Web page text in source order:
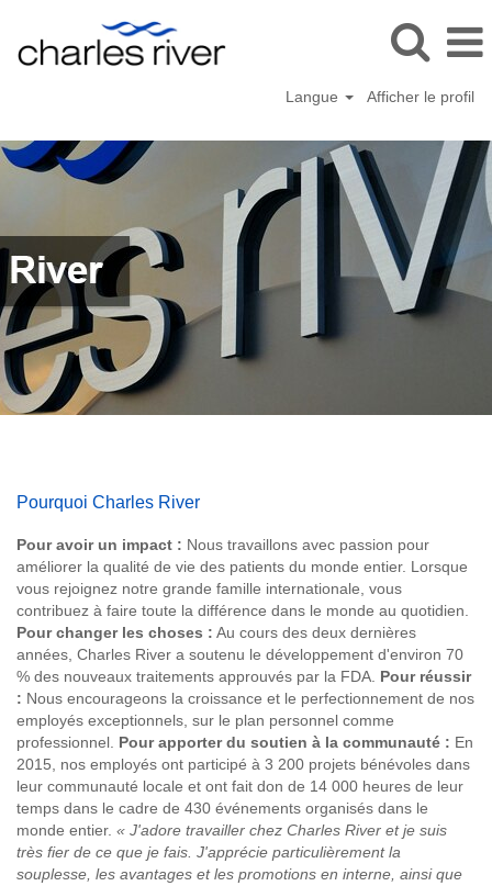
Langue Afficher le profil
Pourquoi Charles River
Pour avoir un impact : Nous travaillons avec passion pour
améliorer la qualité de vie des patients du monde entier. Lorsque
vous rejoignez notre grande famille internationale, vous
contribuez à faire toute la différence dans le monde au quotidien.
Pour changer les choses : Au cours des deux dernières
années, Charles River a soutenu le développement d'environ 70
% des nouveaux traitements approuvés par la FDA. Pour réussir
: Nous encourageons la croissance et le perfectionnement de nos
employés exceptionnels, sur le plan personnel comme
professionnel. Pour apporter du soutien à la communauté : En
2015, nos employés ont participé à 3 200 projets bénévoles dans
leur communauté locale et ont fait don de 14 000 heures de leur
temps dans le cadre de 430 événements organisés dans le
monde entier. « J'adore travailler chez Charles River et je suis
très fier de ce que je fais. J'apprécie particulièrement la
souplesse, les avantages et les promotions en interne, ainsi que